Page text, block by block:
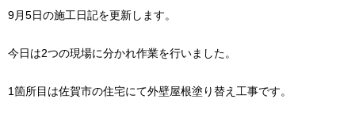
9月5日の施工日記を更新します。
今日は2つの現場に分かれ作業を行いました。
1箇所目は佐賀市の住宅にて外壁屋根塗り替え工事です。